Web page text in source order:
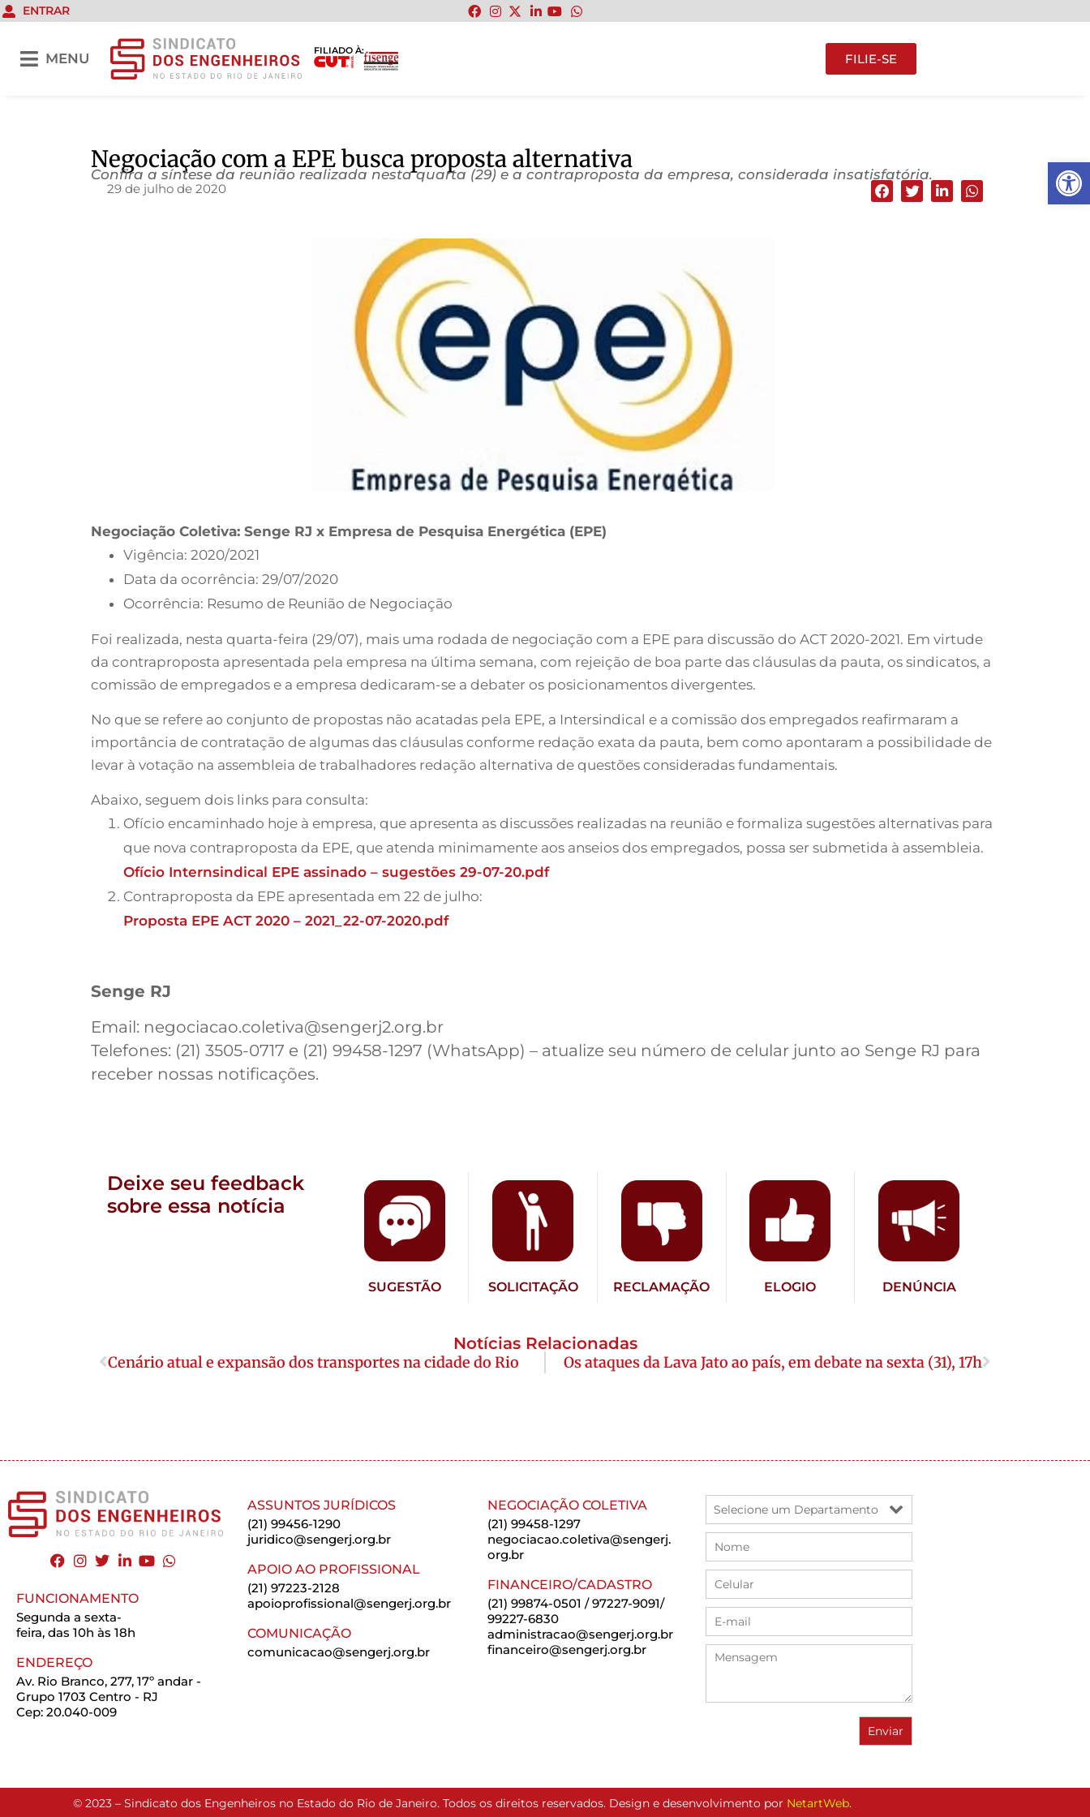
Abrir
ENTRAR
MENU
FILIADO À:
FILIE-SE
Negociação com a EPE busca proposta alternativa
Confira a síntese da reunião realizada nesta quarta (29) e a contraproposta da empresa, considerada insatisfatória.
29 de julho de 2020
Negociação Coletiva: Senge RJ x Empresa de Pesquisa Energética (EPE)
Vigência: 2020/2021
Data da ocorrência: 29/07/2020
Ocorrência: Resumo de Reunião de Negociação
Foi realizada, nesta quarta-feira (29/07), mais uma rodada de negociação com a EPE para discussão do ACT 2020-2021. Em virtude
da contraproposta apresentada pela empresa na última semana, com rejeição de boa parte das cláusulas da pauta, os sindicatos, a
comissão de empregados e a empresa dedicaram-se a debater os posicionamentos divergentes.
No que se refere ao conjunto de propostas não acatadas pela EPE, a Intersindical e a comissão dos empregados reafirmaram a
importância de contratação de algumas das cláusulas conforme redação exata da pauta, bem como apontaram a possibilidade de
levar à votação na assembleia de trabalhadores redação alternativa de questões consideradas fundamentais.
Abaixo, seguem dois links para consulta:
Ofício encaminhado hoje à empresa, que apresenta as discussões realizadas na reunião e formaliza sugestões alternativas para
que nova contraproposta da EPE, que atenda minimamente aos anseios dos empregados, possa ser submetida à assembleia.
Ofício Internsindical EPE assinado – sugestões 29-07-20.pdf
Contraproposta da EPE apresentada em 22 de julho:
Proposta EPE ACT 2020 – 2021_22-07-2020.pdf
Senge RJ
Email: negociacao.coletiva@sengerj2.org.br
Telefones: (21) 3505-0717 e (21) 99458-1297 (WhatsApp) – atualize seu número de celular junto ao Senge RJ para
receber nossas notificações.
Deixe seu feedback
sobre essa notícia
SUGESTÃO SOLICITAÇÃO RECLAMAÇÃO ELOGIO DENÚNCIA
Notícias Relacionadas
Cenário atual e expansão dos transportes na cidade do Rio Os ataques da Lava Jato ao país, em debate na sexta (31), 17h
FUNCIONAMENTO
Segunda a sexta-
feira, das 10h às 18h
ENDEREÇO
Av. Rio Branco, 277, 17º andar -
Grupo 1703 Centro - RJ
Cep: 20.040-009
ASSUNTOS JURÍDICOS
(21) 99456-1290
juridico@sengerj.org.br
APOIO AO PROFISSIONAL
(21) 97223-2128
apoioprofissional@sengerj.org.br
COMUNICAÇÃO
comunicacao@sengerj.org.br
NEGOCIAÇÃO COLETIVA
(21) 99458-1297
negociacao.coletiva@sengerj.
org.br
FINANCEIRO/CADASTRO
(21) 99874-0501 / 97227-9091/
99227-6830
administracao@sengerj.org.br
financeiro@sengerj.org.br
© 2023 – Sindicato dos Engenheiros no Estado do Rio de Janeiro. Todos os direitos reservados. Design e desenvolvimento por NetartWeb.